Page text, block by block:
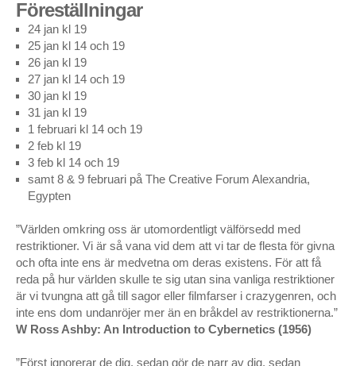
Fem Kända Musiker Döda I Seriekrock – Kungliga
Dramatiska Teatern
Demonernas port – Malmö Stadsteater/Hipp
Zoink – Unga Riksteatern
UTSTÄLLNING
MoAR – Museum of Artistic Research; Barockhallen,
Historiska museet
Scenkonstmuseet, Stockholm, 11/4 – 10/9 2017
The Sugar Made Me Do It – Kulturhuset, Stockholm
A Perfect Conversation
”Ecce Homo”, installation, Liljevalchs konsthall, Stockholm,
Föreställningar
24 jan kl 19
25 jan kl 14 och 19
26 jan kl 19
27 jan kl 14 och 19
30 jan kl 19
31 jan kl 19
1 februari kl 14 och 19
2 feb kl 19
3 feb kl 14 och 19
samt 8 & 9 februari på The Creative Forum Alexandria,
Egypten
”Världen omkring oss är utomordentligt välförsedd med
restriktioner. Vi är så vana vid dem att vi tar de flesta för givna
och ofta inte ens är medvetna om deras existens. För att få
reda på hur världen skulle te sig utan sina vanliga restriktioner
är vi tvungna att gå till sagor eller filmfarser i crazygenren, och
inte ens dom undanröjer mer än en bråkdel av restriktionerna.”
W Ross Ashby: An Introduction to Cybernetics (1956)
”Först ignorerar de dig, sedan gör de narr av dig, sedan